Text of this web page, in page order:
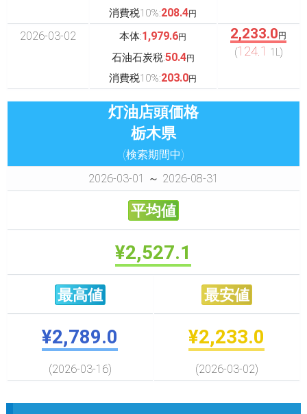
消費税10%:208.4円
2026-03-02 本体:1,979.6円
石油石炭税:50.4円
消費税10%:203.0円
2,233.0 円
(124.1 1L)
灯油店頭価格
栃木県
(検索期間中)
2026-03-01 ～ 2026-08-31
平均値
¥2,527.1
最高値 最安値
¥2,789.0
(2026-03-16)
¥2,233.0
(2026-03-02)